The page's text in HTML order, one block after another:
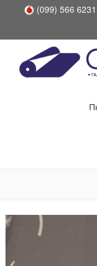
(099) 566 6231